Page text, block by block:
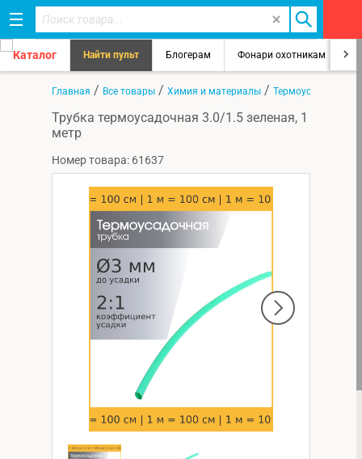
Каталог Найти пульт Блогерам Фонари охотникам
Главная / Все товары / Химия и материалы / Термоусадка
Трубка термоусадочная 3.0/1.5 зеленая, 1
метр
Номер товара: 61637